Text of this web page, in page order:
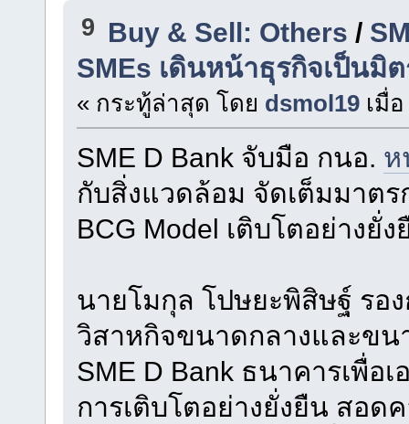
9 Buy & Sell: Others /
SMEs เดินหน้าธุรกิจเป็นมิ
« กระทู้ล่าสุด โดย dsmol19 เมื่อ
SME D Bank จับมือ กนอ. ห
กับสิ่งแวดล้อม จัดเต็มมาต
BCG Model เติบโตอย่างยั่ง
นายโมกุล โปษยะพิสิษฐ์ รอ
วิสาหกิจขนาดกลางและขน
SME D Bank ธนาคารเพื่อ
การเติบโตอย่างยั่งยืน สอด